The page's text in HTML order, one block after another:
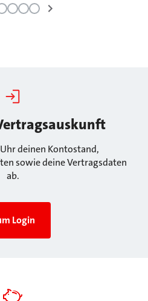
deinen Kontostand,
sowie deine Vertragsdaten
ab.
Login